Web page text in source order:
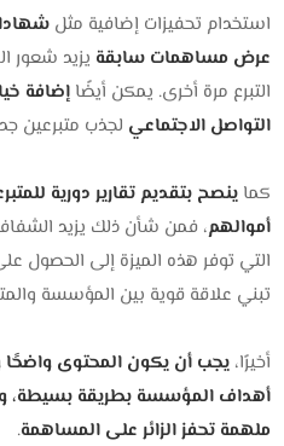
استخدام تحفيزات إضافية مثل
عرض مساهمات سابقة يزيد شعور
التبرع مرة أخرى. يمكن أيضًاإضافة
التواصل الاجتماعي لجذب متبرعين
كماينصح بتقديم تقارير دورية
أموالهم، فمن شأن ذلك يزيد
التي توفر هذه الميزة إلى الحصول
تبني علاقة قوية بين المؤسسة
أخيرًا، يجب أن يكون المحتوى
أهداف المؤسسة بطريقة بسيطة،
ملهمة تحفز الزائر على المساهمة.